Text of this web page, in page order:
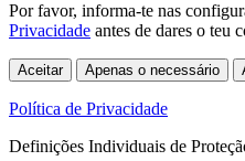
Por favor, informa-te nas
Privacidade antes de dares o teu
Aceitar Apenas o necessário
Política de Privacidade
Definições Individuais de